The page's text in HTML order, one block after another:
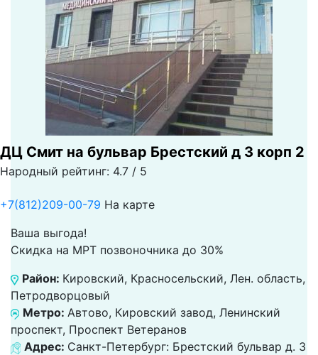
ДЦ Смит на бульвар Брестский д 3 корп 2
Народный рейтинг: 4.7 / 5
+7(812)209-00-79 На карте
Ваша выгода!
Скидка на МРТ позвоночника до 30%
Район: Кировский, Красносельский, Лен. область,
Петродворцовый
Метро: Автово, Кировский завод, Ленинский
проспект, Проспект Ветеранов
Адрес: Санкт-Петербург: Брестский бульвар д. 3